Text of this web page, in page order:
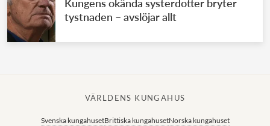
Kungens okända systerdotter bryter
tystnaden – avslöjar allt
VÄRLDENS KUNGAHUS
Svenska kungahusetBrittiska kungahusetNorska kungahuset